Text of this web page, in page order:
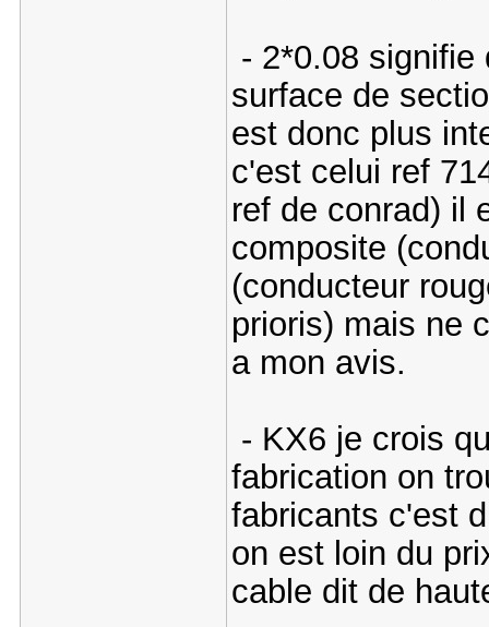
- 2*0.08 signifie
surface de
est donc plus
c'est celui ref
ref de conrad) il
composite
(conducteur
prioris) mais ne
a mon avis.
- KX6 je crois
fabrication on
fabricants c'est
on est loin du
cable dit de